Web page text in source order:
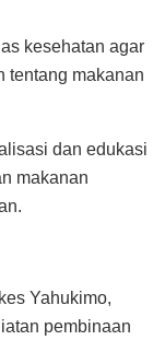
kesehatan agar
tentang makanan
dan edukasi
makanan
Yahukimo,
pembinaan